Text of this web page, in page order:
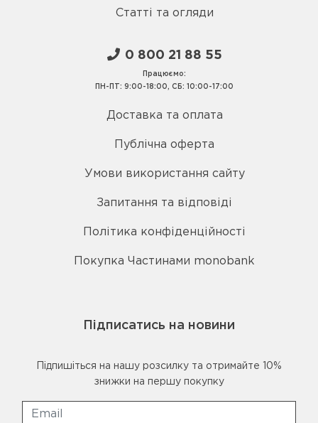
Статті та огляди
0 800 21 88 55
Працюємо:
ПН-ПТ: 9:00-18:00, СБ: 10:00-17:00
Доставка та оплата
Публічна оферта
Умови використання сайту
Запитання та відповіді
Політика конфіденційності
Покупка Частинами monobank
Підписатись на новини
Підпишіться на нашу розсилку та отримайте 10%
знижки на першу покупку